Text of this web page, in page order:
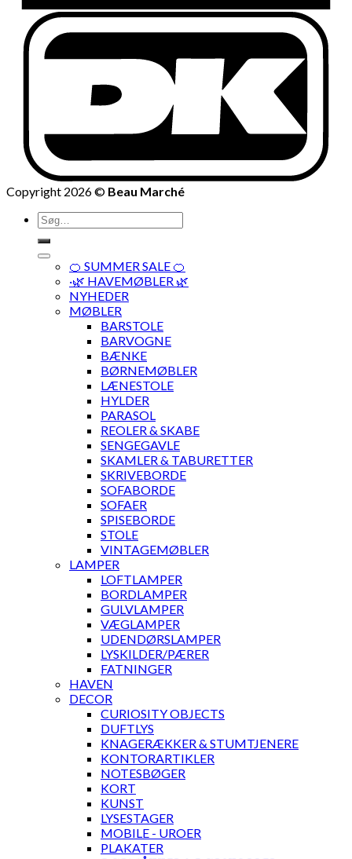
Copyright 2026 © Beau Marché
Søg
efter:
🍊 SUMMER SALE 🍊
·🌿 HAVEMØBLER 🌿
NYHEDER
MØBLER
BARSTOLE
BARVOGNE
BÆNKE
BØRNEMØBLER
LÆNESTOLE
HYLDER
PARASOL
REOLER & SKABE
SENGEGAVLE
SKAMLER & TABURETTER
SKRIVEBORDE
SOFABORDE
SOFAER
SPISEBORDE
STOLE
VINTAGEMØBLER
LAMPER
LOFTLAMPER
BORDLAMPER
GULVLAMPER
VÆGLAMPER
UDENDØRSLAMPER
LYSKILDER/PÆRER
FATNINGER
HAVEN
DECOR
CURIOSITY OBJECTS
DUFTLYS
KNAGERÆKKER & STUMTJENERE
KONTORARTIKLER
NOTESBØGER
KORT
KUNST
LYSESTAGER
MOBILE - UROER
PLAKATER